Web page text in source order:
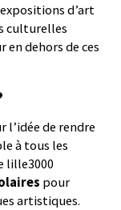
d’art
culturelles
dehors de ces
l’idée de rendre
à tous les
lille3000
pour
artistiques.